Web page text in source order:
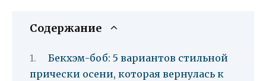
Содержание
Бекхэм-боб: 5 вариантов стильной
прически осени, которая вернулась к